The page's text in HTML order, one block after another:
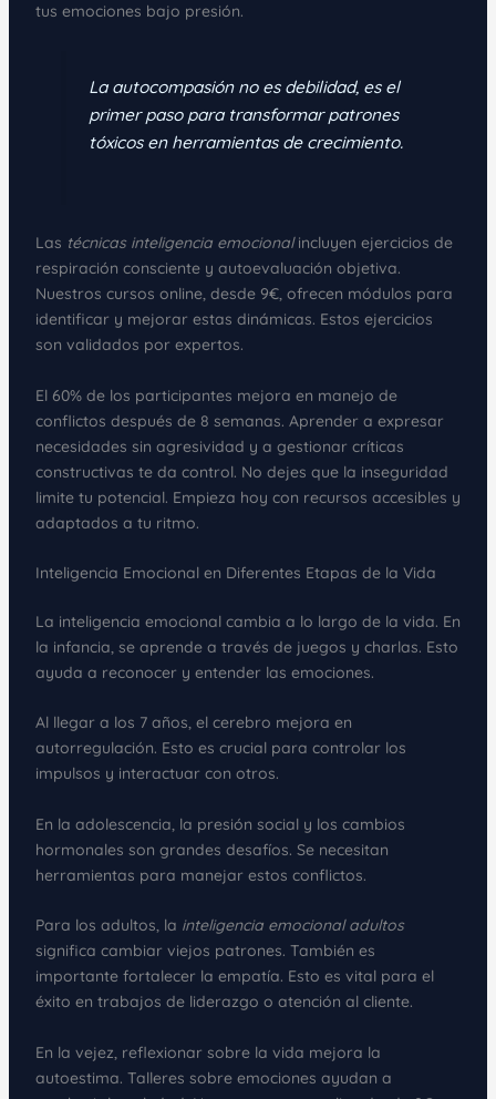
tus emociones bajo presión.
La autocompasión no es debilidad, es el
primer paso para transformar patrones
tóxicos en herramientas de crecimiento.
Las técnicas inteligencia emocionalincluyen ejercicios de
respiración consciente y autoevaluación objetiva.
Nuestros cursos online, desde 9€, ofrecen módulos para
identificar y mejorar estas dinámicas. Estos ejercicios
son validados por expertos.
El 60% de los participantes mejora en manejo de
conflictos después de 8 semanas. Aprender a expresar
necesidades sin agresividad y a gestionar críticas
constructivas te da control. No dejes que la inseguridad
limite tu potencial. Empieza hoy con recursos accesibles y
adaptados a tu ritmo.
Inteligencia Emocional en Diferentes Etapas de la Vida
La inteligencia emocional cambia a lo largo de la vida. En
la infancia, se aprende a través de juegos y charlas. Esto
ayuda a reconocer y entender las emociones.
Al llegar a los 7 años, el cerebro mejora en
autorregulación. Esto es crucial para controlar los
impulsos y interactuar con otros.
En la adolescencia, la presión social y los cambios
hormonales son grandes desafíos. Se necesitan
herramientas para manejar estos conflictos.
Para los adultos, la inteligencia emocional adultos
significa cambiar viejos patrones. También es
importante fortalecer la empatía. Esto es vital para el
éxito en trabajos de liderazgo o atención al cliente.
En la vejez, reflexionar sobre la vida mejora la
autoestima. Talleres sobre emociones ayudan a